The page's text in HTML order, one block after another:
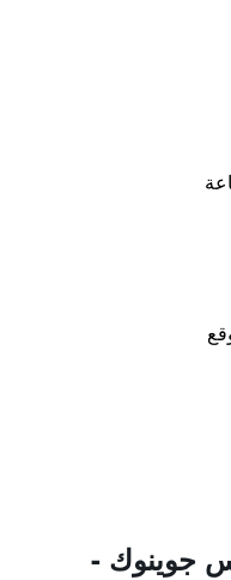
جوينوك -